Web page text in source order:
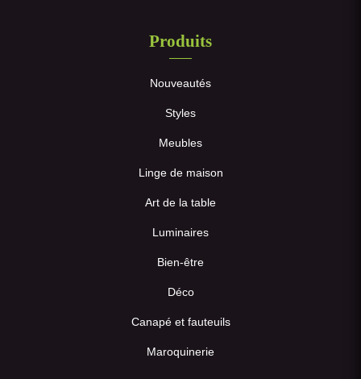
Produits
Nouveautés
Styles
Meubles
Linge de maison
Art de la table
Luminaires
Bien-être
Déco
Canapé et fauteuils
Maroquinerie